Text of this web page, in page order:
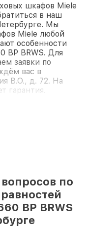
шкафов Miele
в наш
Мы
Miele любой
особенности
BP BRWS. Для
заявки по
вас в
В.О., д. 72. На
гарантия.
по
BP BRWS